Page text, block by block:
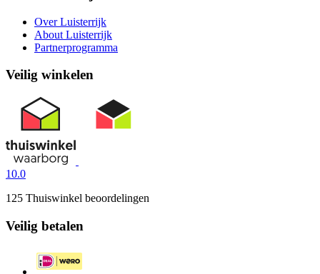
Over Luisterrijk
About Luisterrijk
Partnerprogramma
Veilig winkelen
10.0
125 Thuiswinkel beoordelingen
Veilig betalen